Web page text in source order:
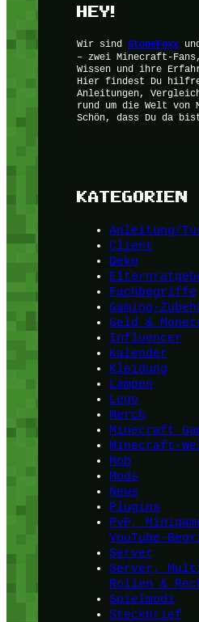
HEY!
Wir sind StoneFoxx
– zwei Minecraft-
Wissen und ihre
Hier findest Du
Anleitungen,
rund um die Welt von
Schön, dass Du da
KATEGORIEN
Anleitung/
Client
Deko
Fachbegriffe
Gaming-
Geld &
Influencer
Kalender
Kleidung
Lampen
Lego
Merch
Minecraft
Minecraft-
Mob
Mods
News
Plugins
PvP,
YouTube-
Server
Server,
Rollen &
Spielmodi
Steckbrief